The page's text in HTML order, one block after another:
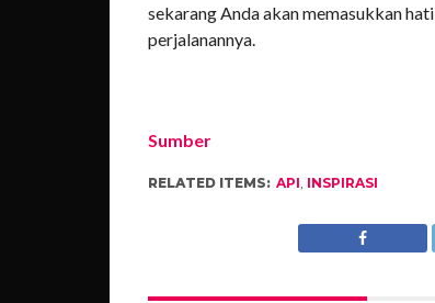
sekarang Anda akan memasukkan
perjalanannya.
Sumber
RELATED ITEMS: API, INSPIRASI